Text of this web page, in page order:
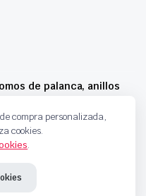
de palanca, anillos
los derechos reservados
compra personalizada,
cookies.
.